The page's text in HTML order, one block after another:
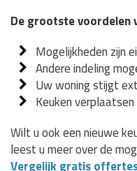
De grootste voordelen
Mogelijkheden zijn
Andere indeling
Uw woning stijgt
Keuken
Wilt u ook een nieuwe
leest u meer over de
Vergelijk gratis